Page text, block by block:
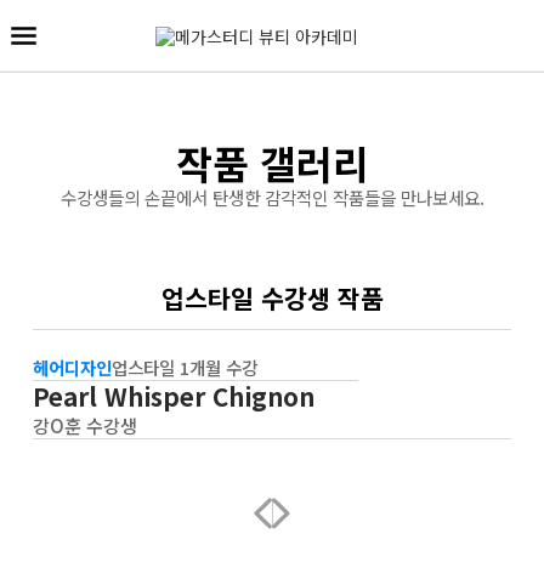
작품 갤러리
수강생들의 손끝에서 탄생한 감각적인 작품들을 만나보세요.
업스타일 수강생 작품
헤어디자인업스타일 1개월 수강
Pearl Whisper Chignon
강O훈 수강생